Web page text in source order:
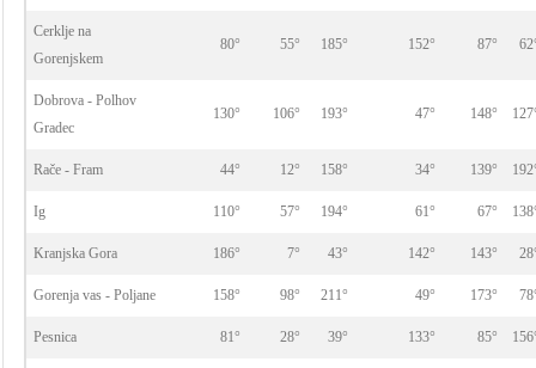
Cerklje na
Gorenjskem
80° 55° 185° 152° 87°
Dobrova - Polhov
Gradec
130° 106° 193° 47° 148°
Rače - Fram 44° 12° 158° 34° 139°
Ig 110° 57° 194° 61° 67°
Kranjska Gora 186° 7° 43° 142° 143°
Gorenja vas - Poljane 158° 98° 211° 49° 173°
Pesnica 81° 28° 39° 133° 85°